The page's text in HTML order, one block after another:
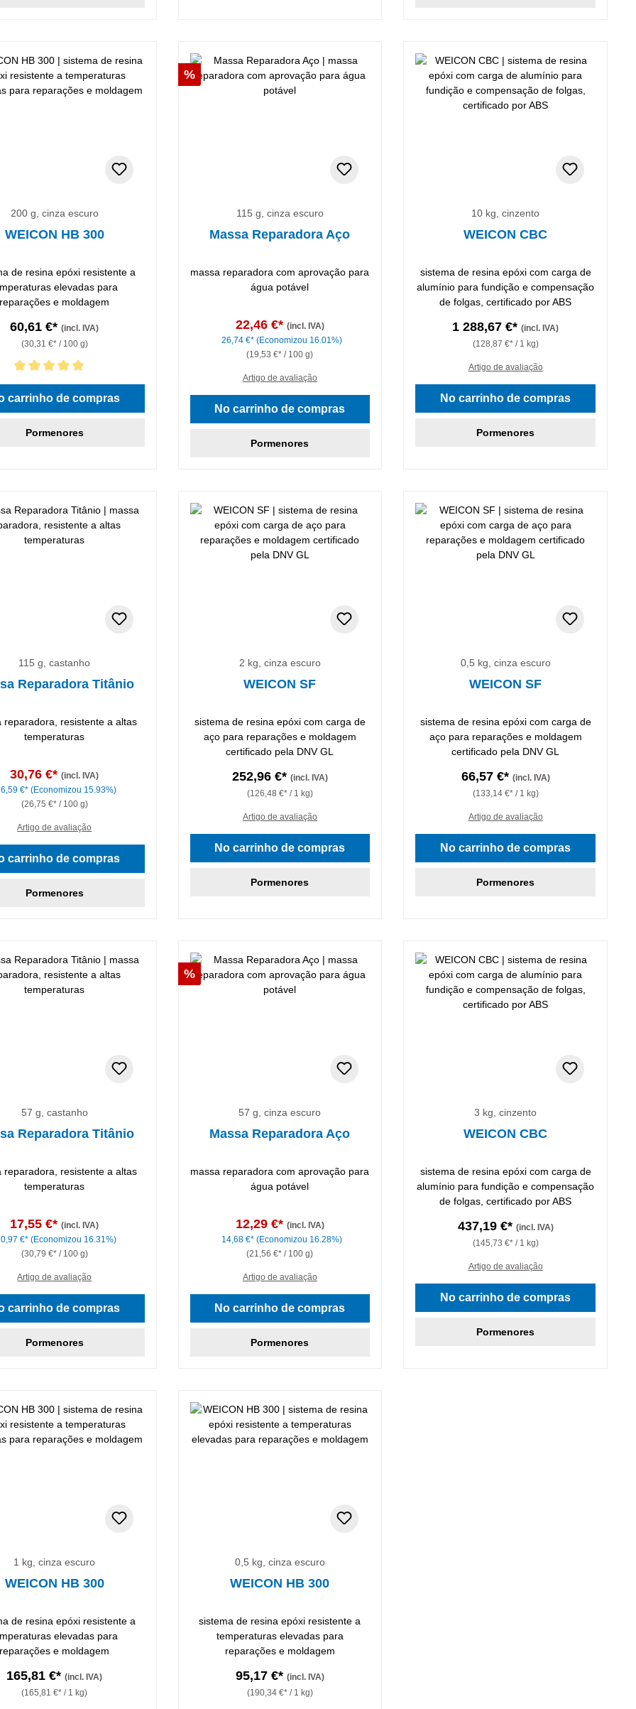
200 g, cinza escuro
WEICON HB 300
de resina epóxi resistente a
elevadas para
reparações e moldagem
60,61 €*(incl. IVA)
(30,31 €* / 100 g)
média de 5 de 5 estrelas
carrinho de compras
Pormenores
Desconto
%
115 g, cinza escuro
Massa Reparadora Aço
massa reparadora com aprovação para
água potável
22,46 €* (incl. IVA)
26,74 €* (Economizou 16.01%)
(19,53 €* / 100 g)
Artigo de avaliação
No carrinho de compras
Pormenores
10 kg, cinzento
WEICON CBC
sistema de resina epóxi com carga de
alumínio para fundição e compensação
de folgas, certificado por ABS
1 288,67 €*(incl. IVA)
(128,87 €* / 1 kg)
Artigo de avaliação
No carrinho de compras
Pormenores
115 g, castanho
Reparadora Titânio
reparadora, resistente a altas
temperaturas
30,76 €*(incl. IVA)
€* (Economizou 15.93%)
(26,75 €* / 100 g)
Artigo de avaliação
carrinho de compras
Pormenores
2 kg, cinza escuro
WEICON SF
sistema de resina epóxi com carga de
aço para reparações e moldagem
certificado pela DNV GL
252,96 €* (incl. IVA)
(126,48 €* / 1 kg)
Artigo de avaliação
No carrinho de compras
Pormenores
0,5 kg, cinza escuro
WEICON SF
sistema de resina epóxi com carga de
aço para reparações e moldagem
certificado pela DNV GL
66,57 €* (incl. IVA)
(133,14 €* / 1 kg)
Artigo de avaliação
No carrinho de compras
Pormenores
57 g, castanho
Reparadora Titânio
reparadora, resistente a altas
temperaturas
17,55 €*(incl. IVA)
€* (Economizou 16.31%)
(30,79 €* / 100 g)
Artigo de avaliação
carrinho de compras
Pormenores
Desconto
%
57 g, cinza escuro
Massa Reparadora Aço
massa reparadora com aprovação para
água potável
12,29 €* (incl. IVA)
14,68 €* (Economizou 16.28%)
(21,56 €* / 100 g)
Artigo de avaliação
No carrinho de compras
Pormenores
3 kg, cinzento
WEICON CBC
sistema de resina epóxi com carga de
alumínio para fundição e compensação
de folgas, certificado por ABS
437,19 €* (incl. IVA)
(145,73 €* / 1 kg)
Artigo de avaliação
No carrinho de compras
Pormenores
1 kg, cinza escuro
WEICON HB 300
de resina epóxi resistente a
elevadas para
reparações e moldagem
165,81 €*(incl. IVA)
(165,81 €* / 1 kg)
0,5 kg, cinza escuro
WEICON HB 300
sistema de resina epóxi resistente a
temperaturas elevadas para
reparações e moldagem
95,17 €* (incl. IVA)
(190,34 €* / 1 kg)